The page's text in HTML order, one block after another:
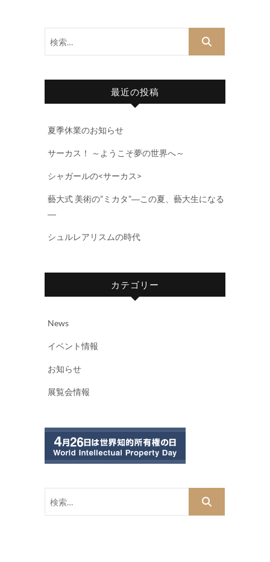
最近の投稿
夏季休業のお知らせ
サーカス！ ～ようこそ夢の世界へ～
シャガールの<サーカス>
藝大式 美術の”ミカタ”―この夏、藝大生になる
―
シュルレアリスムの時代
カテゴリー
News
イベント情報
お知らせ
展覧会情報